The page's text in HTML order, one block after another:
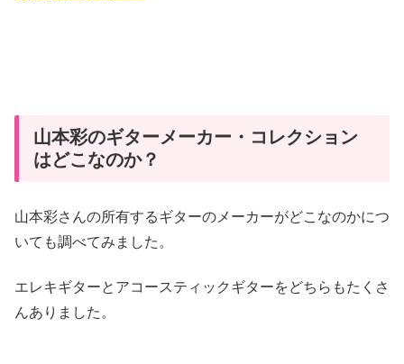
山本彩のギターメーカー・コレクション
はどこなのか？
山本彩さんの所有するギターのメーカーがどこなのかにつ
いても調べてみました。
エレキギターとアコースティックギターをどちらもたくさ
んありました。